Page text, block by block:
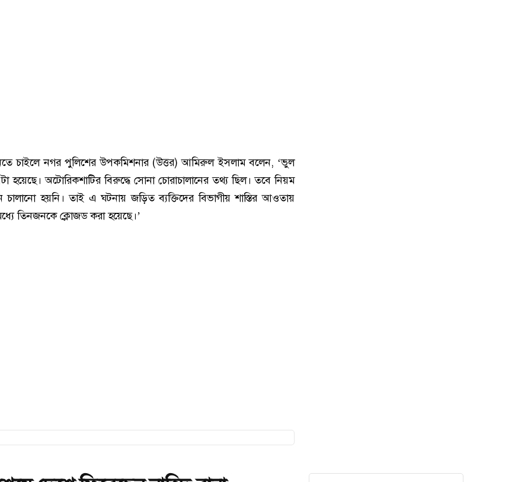
চাইলে নগর পুলিশের উপকমিশনার (উত্তর) আমিরুল ইসলাম বলেন, ‘ভুল
হয়েছে। অটোরিকশাটির বিরুদ্ধে সোনা চোরাচালানের তথ্য ছিল। তবে নিয়ম
হয়নি। তাই এ ঘটনায় জড়িত ব্যক্তিদের বিভাগীয় শাস্তির আওতায়
তিনজনকে ক্লোজড করা হয়েছে।’